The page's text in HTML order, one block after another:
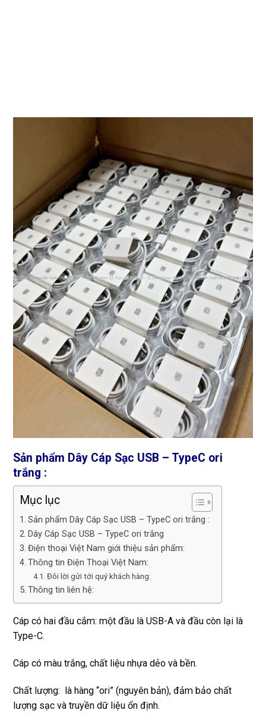
Sản phẩm Dây Cáp Sạc USB – TypeC ori
trắng :
Mục lục
Sản phẩm Dây Cáp Sạc USB – TypeC ori trắng :
Dây Cáp Sạc USB – TypeC ori trắng
Điện thoại Việt Nam giới thiệu sản phẩm:
Thông tin Điện Thoại Việt Nam:
Đôi lời gửi tới quý khách hàng:
Thông tin liên hệ:
Cáp có hai đầu cắm: một đầu là USB-A và đầu còn lại là
Type-C.
Cáp có màu trắng, chất liệu nhựa dẻo và bền.
Chất lượng: là hàng “ori” (nguyên bản), đảm bảo chất
lượng sạc và truyền dữ liệu ổn định.